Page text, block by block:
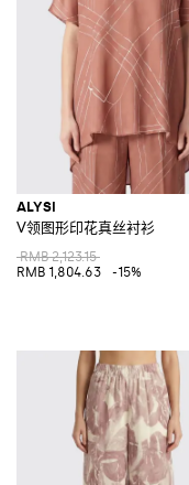
ALYSI
V领图形印花真丝衬衫
RMB 2,123.15
RMB 1,804.63
-15%